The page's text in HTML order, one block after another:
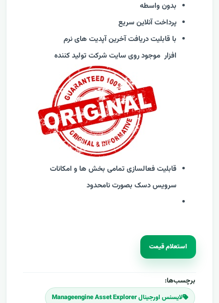
بدون واسطه
پرداخت آنلاین سریع
با قابلیت دریافت آخرین آپدیت های نرم
افزار موجود روی سایت شرکت تولید کننده
قابلیت فعالسازی تمامی بخش ها و امکانات
سرویس دسک بصورت نامحدود
استعلام قیمت
برچسب‌ها:
لایسنس اورجینال Manageengine Asset Explorer